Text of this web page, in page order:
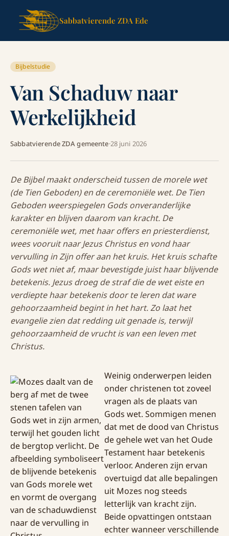
Sabbatvierende ZDA Ede
Bijbelstudie
Van Schaduw naar
Werkelijkheid
Sabbatvierende ZDA gemeente·28 juni 2026
De Bijbel maakt onderscheid tussen de morele wet
(de Tien Geboden) en de ceremoniële wet. De Tien
Geboden weerspiegelen Gods onveranderlijke
karakter en blijven daarom van kracht. De
ceremoniële wet, met haar offers en priesterdienst,
wees vooruit naar Jezus Christus en vond haar
vervulling in Zijn offer aan het kruis. Het kruis schafte
Gods wet niet af, maar bevestigde juist haar blijvende
betekenis. Jezus droeg de straf die de wet eiste en
verdiepte haar betekenis door te leren dat ware
gehoorzaamheid begint in het hart. Zo laat het
evangelie zien dat redding uit genade is, terwijl
gehoorzaamheid de vrucht is van een leven met
Christus.
Weinig onderwerpen leiden
onder christenen tot zoveel
vragen als de plaats van
Gods wet. Sommigen menen
dat met de dood van Christus
de gehele wet van het Oude
Testament haar betekenis
verloor. Anderen zijn ervan
overtuigd dat alle bepalingen
uit Mozes nog steeds
letterlijk van kracht zijn.
Beide opvattingen ontstaan
echter wanneer verschillende